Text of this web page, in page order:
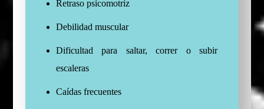
Retraso psicomotriz
Debilidad muscular
Dificultad para saltar, correr o subir
escaleras
Caídas frecuentes